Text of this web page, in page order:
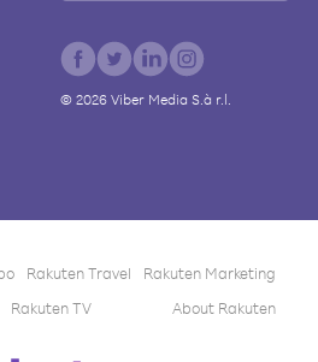
© 2026Viber Media S.à r.l.
Rakuten Travel
Rakuten Marketing
Rakuten TV About Rakuten